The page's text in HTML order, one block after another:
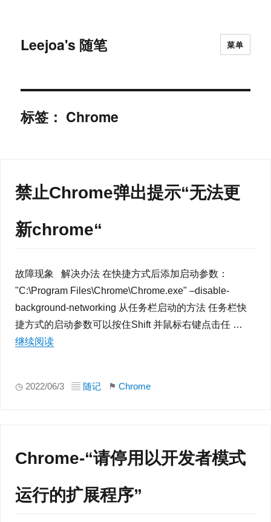
Leejoa's 随笔 菜单
标签： Chrome
禁止Chrome弹出提示“无法更
新chrome“
故障现象 解决办法 在快捷方式后添加启动参数：
"C:\Program Files\Chrome\Chrome.exe" –disable-
background-networking 从任务栏启动的方法 任务栏快
捷方式的启动参数可以按住Shift 并鼠标右键点击任 …
继续阅读
◷ 2022/06/3 ▤ 随记 ⚑ Chrome
Chrome-“请停用以开发者模式
运行的扩展程序”